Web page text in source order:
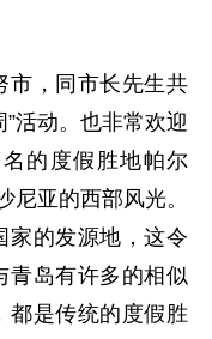
，同市长先生共
活动。也非常欢迎
的度假胜地帕尔
尼亚的西部风光。
家的发源地，这令
青岛有许多的相似
都是传统的度假胜